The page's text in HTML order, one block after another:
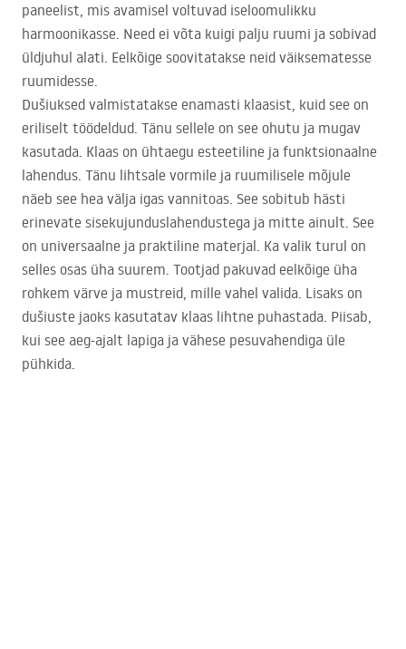
paneelist, mis avamisel voltuvad iseloomulikku
harmoonikasse. Need ei võta kuigi palju ruumi ja sobivad
üldjuhul alati. Eelkõige soovitatakse neid väiksematesse
ruumidesse.
Dušiuksed valmistatakse enamasti klaasist, kuid see on
eriliselt töödeldud. Tänu sellele on see ohutu ja mugav
kasutada. Klaas on ühtaegu esteetiline ja funktsionaalne
lahendus. Tänu lihtsale vormile ja ruumilisele mõjule
näeb see hea välja igas vannitoas. See sobitub hästi
erinevate sisekujunduslahendustega ja mitte ainult. See
on universaalne ja praktiline materjal. Ka valik turul on
selles osas üha suurem. Tootjad pakuvad eelkõige üha
rohkem värve ja mustreid, mille vahel valida. Lisaks on
dušiuste jaoks kasutatav klaas lihtne puhastada. Piisab,
kui see aeg-ajalt lapiga ja vähese pesuvahendiga üle
pühkida.